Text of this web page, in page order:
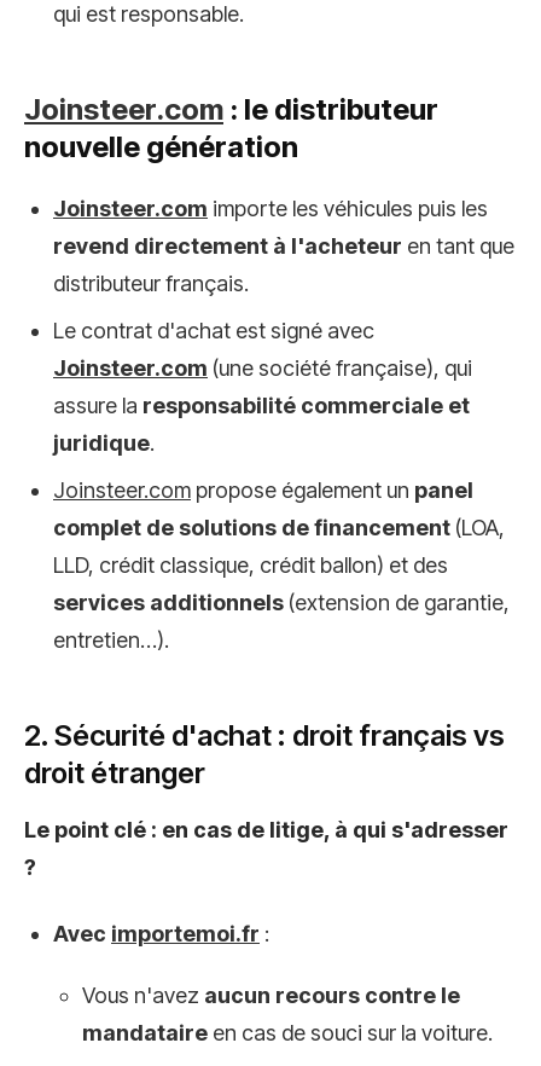
qui est responsable.
Joinsteer.com : le distributeur
nouvelle génération
Joinsteer.com importe les véhicules puis les
revend directement à l'acheteur en tant que
distributeur français.
Le contrat d'achat est signé avec
Joinsteer.com (une société française), qui
assure la responsabilité commerciale et
juridique.
Joinsteer.com propose également un panel
complet de solutions de financement (LOA,
LLD, crédit classique, crédit ballon) et des
services additionnels (extension de garantie,
entretien…).
2. Sécurité d'achat : droit français vs
droit étranger
Le point clé : en cas de litige, à qui s'adresser
?
Avec importemoi.fr :
Vous n'avez aucun recours contre le
mandataire en cas de souci sur la voiture.